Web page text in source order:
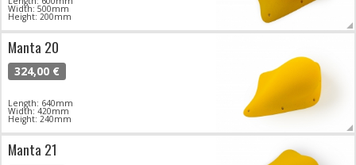
Width: 500mm
Height: 200mm
Manta 20
324,00 €
Length: 640mm
Width: 420mm
Height: 240mm
Manta 21